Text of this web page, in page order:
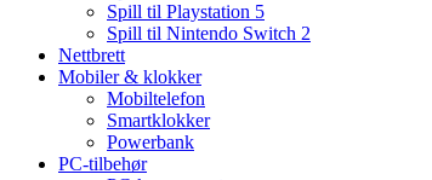
Spill til Playstation 5
Spill til Nintendo Switch 2
Nettbrett
Mobiler & klokker
Mobiltelefon
Smartklokker
Powerbank
PC-tilbehør